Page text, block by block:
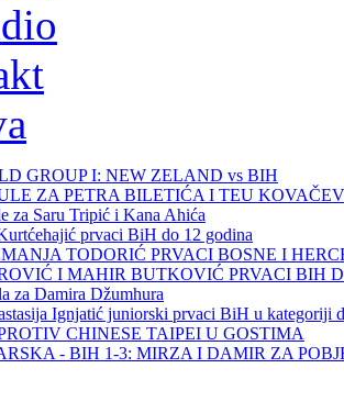
GROUP I: NEW ZELAND vs BIH
ZA PETRA BILETIĆA I TEU
za Saru Tripić i Kana Ahića
prvaci BiH do 12 godina
TODORIĆ PRVACI BOSNE I
I MAHIR BUTKOVIĆ PRVACI BIH
za Damira Džumhura
Ignjatić juniorski prvaci BiH u kategoriji
CHINESE TAIPEI U GOSTIMA
- BIH 1-3: MIRZA I DAMIR ZA